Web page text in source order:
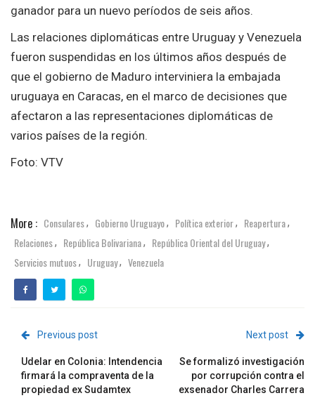
ganador para un nuevo períodos de seis años.
Las relaciones diplomáticas entre Uruguay y Venezuela
fueron suspendidas en los últimos años después de
que el gobierno de Maduro interviniera la embajada
uruguaya en Caracas, en el marco de decisiones que
afectaron a las representaciones diplomáticas de
varios países de la región.
Foto: VTV
More : Consulares, Gobierno Uruguayo, Política exterior, Reapertura,
Relaciones, República Bolivariana, República Oriental del Uruguay,
Servicios mutuos, Uruguay, Venezuela
Previous post
Udelar en Colonia: Intendencia
firmará la compraventa de la
propiedad ex Sudamtex
Next post
Se formalizó investigación
por corrupción contra el
exsenador Charles Carrera